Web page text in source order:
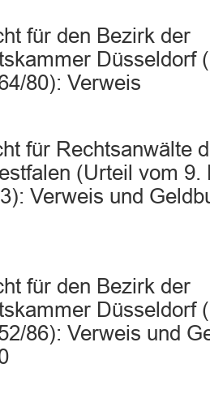
für den Bezirk der
Düsseldorf
80): Verweis
für Rechtsanwälte
(Urteil vom 9.
Verweis und
für den Bezirk der
Düsseldorf
86): Verweis und